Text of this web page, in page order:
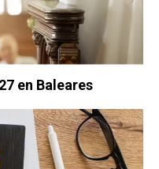
en Baleares